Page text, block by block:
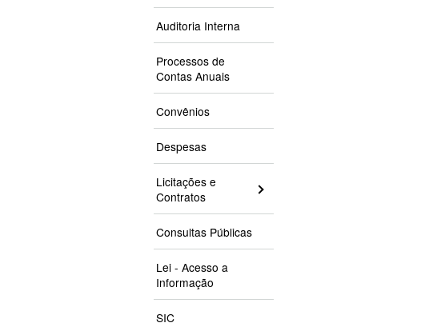
Auditoria Interna
Processos de
Contas Anuais
Convênios
Despesas
Licitações e
Contratos
Consultas Públicas
Lei - Acesso a
Informação
SIC